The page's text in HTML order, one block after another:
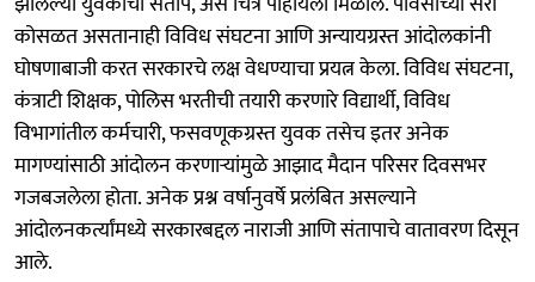
कोसळत असतानाही विविध संघटना आणि अन्यायग्रस्त आंदोलकांनी
घोषणाबाजी करत सरकारचे लक्ष वेधण्याचा प्रयत्न केला. विविध संघटना,
कंत्राटी शिक्षक, पोलिस भरतीची तयारी करणारे विद्यार्थी, विविध
विभागांतील कर्मचारी, फसवणूकग्रस्त युवक तसेच इतर अनेक
मागण्यांसाठी आंदोलन करणाऱ्यांमुळे आझाद मैदान परिसर दिवसभर
गजबजलेला होता. अनेक प्रश्न वर्षानुवर्षे प्रलंबित असल्याने
आंदोलनकर्त्यांमध्ये सरकारबद्दल नाराजी आणि संतापाचे वातावरण दिसून
आले.